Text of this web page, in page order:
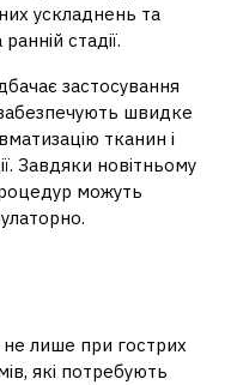
ускладнень та
стадії.
застосування
швидке
тканин і
Завдяки новітньому
можуть
не лише при гострих
які потребують